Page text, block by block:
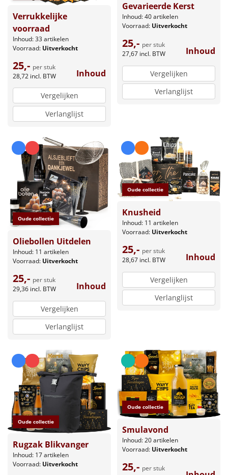
Verrukkelijke
voorraad
Inhoud: 33 artikelen
Voorraad: Uitverkocht
25,- per stuk
28,72 incl. BTW Inhoud
Vergelijken
Verlanglijst
Gevarieerde Kerst
Inhoud: 40 artikelen
Voorraad: Uitverkocht
25,- per stuk
27,67 incl. BTW Inhoud
Vergelijken
Verlanglijst
Oude collectie
Oliebollen Uitdelen
Inhoud: 11 artikelen
Voorraad: Uitverkocht
25,- per stuk
29,36 incl. BTW Inhoud
Vergelijken
Verlanglijst
Oude collectie
Knusheid
Inhoud: 11 artikelen
Voorraad: Uitverkocht
25,- per stuk
28,67 incl. BTW Inhoud
Vergelijken
Verlanglijst
Oude collectie
Rugzak Blikvanger
Inhoud: 17 artikelen
Voorraad: Uitverkocht
Oude collectie
Smulavond
Inhoud: 20 artikelen
Voorraad: Uitverkocht
25,- per stuk